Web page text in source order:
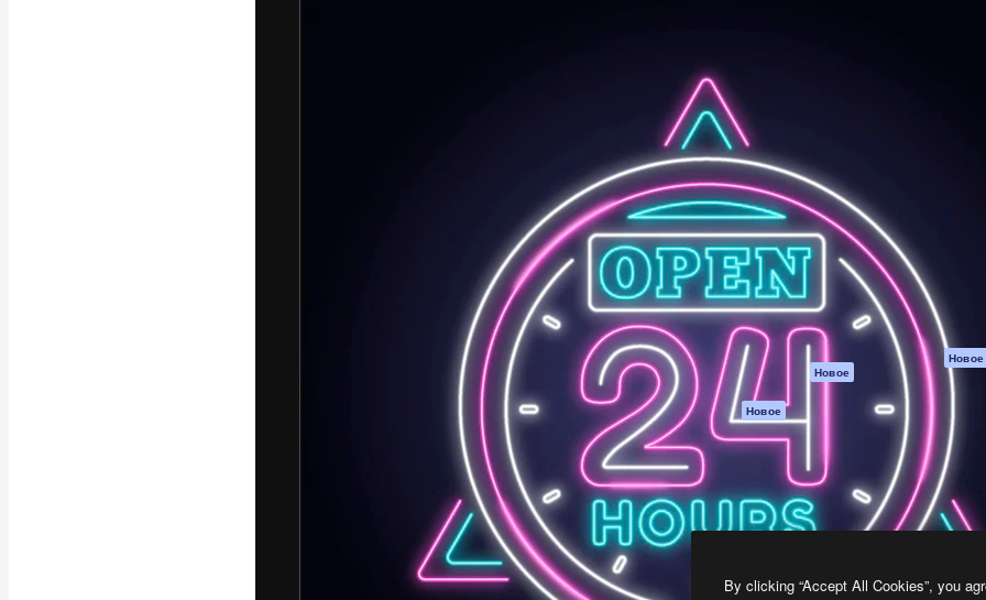
ваших лучших работ. Более 1 миллиона
подписчиков среди креаторов,
предприятий, агентств и студий.
Продукция
Spaces
ИИ-помощник
Генератор
изображений ИИ
Генератор видео
ИИ
Генератор голоса
на основе ИИ
Стоковый контент
MCP для
Claude/ChatGPT
Новое
Агенты Новое
API
Мобильное
приложение
Все инструменты
Magnific
Служба
поддержки
Условия и
положения
Политика
Оригиналы Новое
Политика файлов
cookie
Центр доверия
Партнеры
Предприятие
By clicking “Accept All Cookies”, you